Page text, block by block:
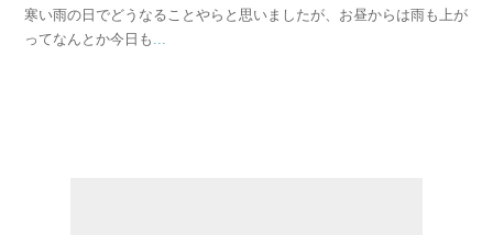
寒い雨の日でどうなることやらと思いましたが、お昼からは雨も上が
ってなんとか今日も ...